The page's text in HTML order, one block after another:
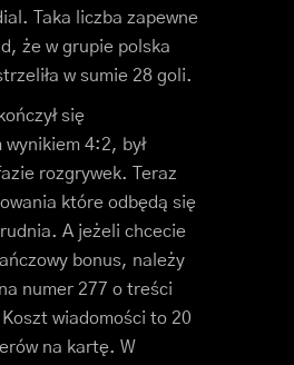
Taka liczba zapewne
że w grupie polska
w sumie 28 goli.
się
4:2, był
rozgrywek. Teraz
które odbędą się
A jeżeli chcecie
bonus, należy
numer 277 o treści
Koszt wiadomości to 20
na kartę. W